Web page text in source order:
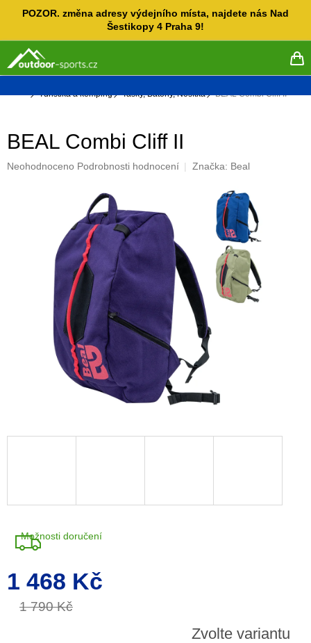
POZOR. změna adresy výdejního místa, najdete nás Nad
Šestikopy 4 Praha 9!
Domů
Turistika a kemping Tašky, Batohy, Nosítka BEAL Combi Cliff II
BEAL Combi Cliff II
Průměrné
Neohodnoceno Podrobnosti hodnocení Značka: Beal
1 790 Kč
1 468 Kč
Měrná
cena:
Zvolte variantu
Možnosti doručení